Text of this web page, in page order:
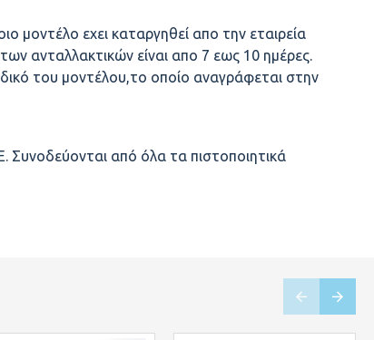
μοντέλο εχει καταργηθεί απο την εταιρεία
ανταλλακτικών είναι απο 7 εως 10 ημέρες.
του μοντέλου,το οποίο αναγράφεται στην
Συνοδεύονται από όλα τα πιστοποιητικά